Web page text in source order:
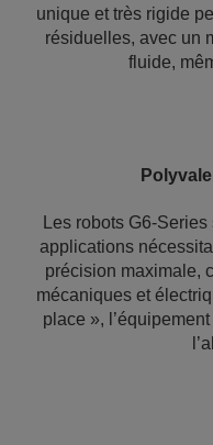
unique et très rigide
résiduelles, avec un
fluide,
Les robots G6-
applications
précision maximale,
mécaniques et
place »,